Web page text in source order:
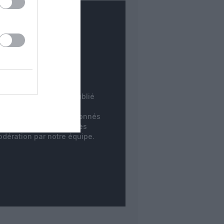
INSTANTANÉ
commentaire est publié
des non-abonnés
ne sont publiés qu'après
par notre équipe.